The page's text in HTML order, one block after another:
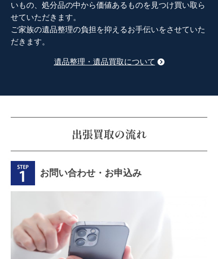
いもの、処分品の中から価値あるものを見つけ買い取ら
せていただきます。
ご家族の遺品整理の負担を抑えるお手伝いをさせていた
だきます。
遺品整理・遺品買取について
出張買取の流れ
お問い合わせ・お申込み